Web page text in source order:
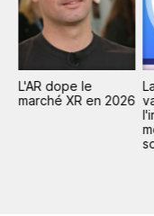
L'AR dope le
marché XR en 2026